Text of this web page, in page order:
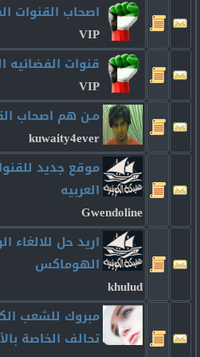
اصحاب القنوات
VIP
قنوات الفضائيه
VIP
مـن هم اصحاب
kuwaity4ever
موقع جديد
العربيه
Gwendoline
اريد حل للالغاء
الهوماكس
khulud
مبروك للشعب
تحالف الخاصة